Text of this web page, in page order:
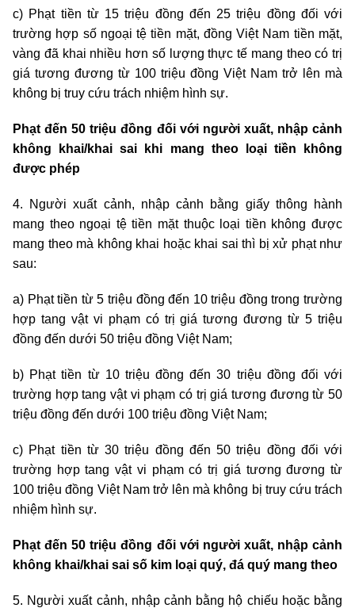
c) Phạt tiền từ 15 triệu đồng đến 25 triệu đồng đối với
trường hợp số ngoại tệ tiền mặt, đồng Việt Nam tiền mặt,
vàng đã khai nhiều hơn số lượng thực tế mang theo có trị
giá tương đương từ 100 triệu đồng Việt Nam trở lên mà
không bị truy cứu trách nhiệm hình sự.
Phạt đến 50 triệu đồng đối với người xuất, nhập cảnh
không khai/khai sai khi mang theo loại tiền không
được phép
4. Người xuất cảnh, nhập cảnh bằng giấy thông hành
mang theo ngoại tệ tiền mặt thuộc loại tiền không được
mang theo mà không khai hoặc khai sai thì bị xử phạt như
sau:
a) Phạt tiền từ 5 triệu đồng đến 10triệu đồng trong trường
hợp tang vật vi phạm có trị giá tương đương từ 5 triệu
đồng đến dưới 50 triệu đồng Việt Nam;
b) Phạt tiền từ 10triệuđồng đến 30 triệu đồng đối với
trường hợp tang vật vi phạm có trị giá tương đương từ 50
triệu đồng đến dưới 100 triệu đồng Việt Nam;
c) Phạt tiền từ 30 triệu đồng đến 50 triệu đồng đối với
trường hợp tang vật vi phạm có trị giá tương đương từ
100 triệuđồng Việt Nam trở lên mà không bị truy cứu trách
nhiệm hình sự.
Phạt đến 50 triệu đồng đối với người xuất, nhập cảnh
không khai/khai sai số kim loại quý, đá quý mang theo
5. Người xuất cảnh, nhập cảnh bằng hộ chiếu hoặc bằng